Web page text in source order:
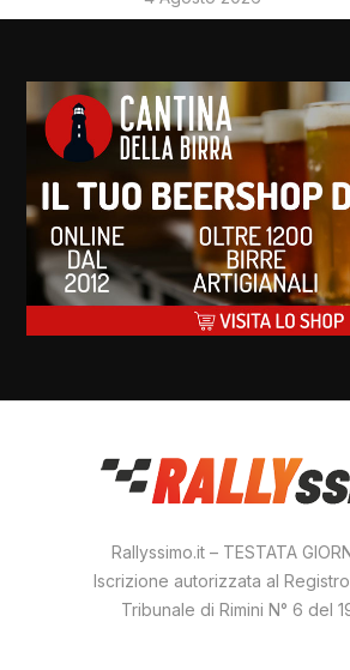
Rallyssimo.it – TESTATA
Iscrizione autorizzata al
Tribunale di Rimini N° 6 del